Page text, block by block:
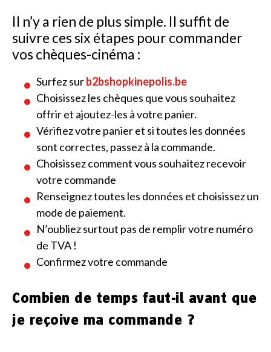
Il n’y a rien de plus simple. Il suffit de
suivre ces six étapes pour commander
vos chèques-cinéma :
Surfez surb2bshopkinepolis.be
Choisissez les chèques que vous souhaitez
offrir et ajoutez-les à votre panier.
Vérifiez votre panier et si toutes les données
sont correctes, passez à la commande.
Choisissez comment vous souhaitez recevoir
votre commande
Renseignez toutes les données et choisissez un
mode de paiement.
N’oubliez surtout pas de remplir votre numéro
de TVA !
Confirmez votre commande
Combien de temps faut-il avant que
je reçoive ma commande ?